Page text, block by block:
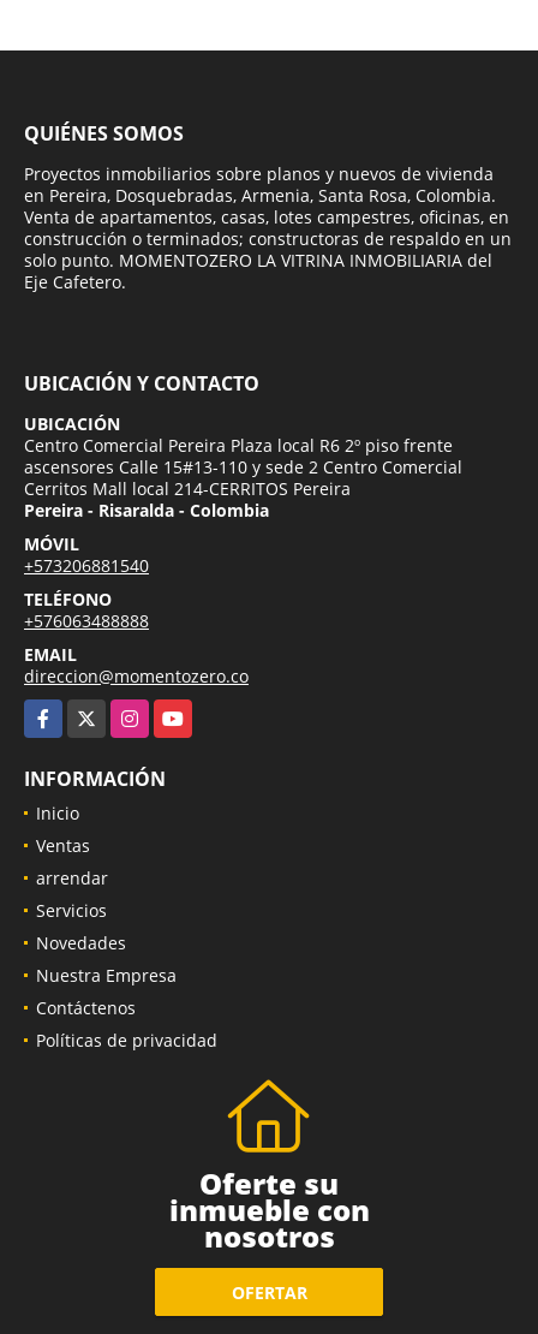
QUIÉNES SOMOS
Proyectos inmobiliarios sobre planos y nuevos de vivienda
en Pereira, Dosquebradas, Armenia, Santa Rosa, Colombia.
Venta de apartamentos, casas, lotes campestres, oficinas, en
construcción o terminados; constructoras de respaldo en un
solo punto. MOMENTOZERO LA VITRINA INMOBILIARIA del
Eje Cafetero.
UBICACIÓN Y CONTACTO
UBICACIÓN
Centro Comercial Pereira Plaza local R6 2º piso frente
ascensores Calle 15#13-110 y sede 2 Centro Comercial
Cerritos Mall local 214-CERRITOS Pereira
Pereira - Risaralda - Colombia
MÓVIL
+573206881540
TELÉFONO
+576063488888
EMAIL
direccion@momentozero.co
Facebook
InstagramYouTube
INFORMACIÓN
Inicio
Ventas
arrendar
Servicios
Novedades
Nuestra Empresa
Contáctenos
Políticas de privacidad
Oferte su
inmueble con
nosotros
OFERTAR